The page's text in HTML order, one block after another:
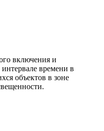
включения и
времени в
объектов в зоне